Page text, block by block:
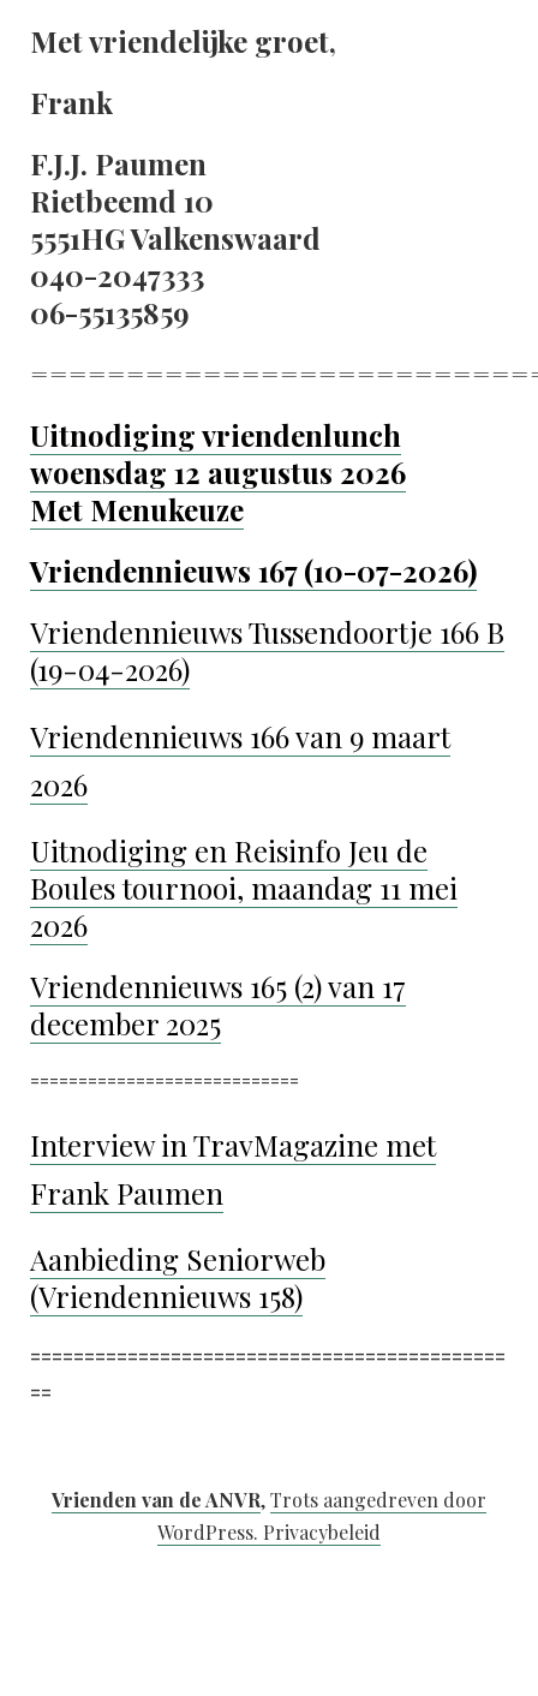
Met vriendelijke groet,
Frank
F.J.J. Paumen
Rietbeemd 10
5551HG Valkenswaard
040-2047333
06-55135859
Uitnodiging vriendenlunch
woensdag 12 augustus 2026
Met Menukeuze
Vriendennieuws 167 (10-07-2026)
Vriendennieuws Tussendoortje 166 B
(19-04-2026)
Vriendennieuws 166 van 9 maart
2026
Uitnodiging en Reisinfo Jeu de
Boules tournooi, maandag 11 mei
2026
Vriendennieuws 165 (2) van 17
december 2025
============================
Interview in TravMagazine met
Frank Paumen
Aanbieding Seniorweb
(Vriendennieuws 158)
============================================
==
Vrienden van de ANVR,Trots aangedreven door
WordPress. Privacybeleid